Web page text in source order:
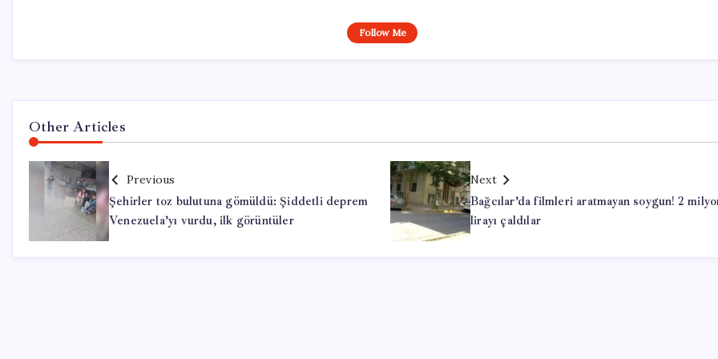
Follow Me
Other Articles
Previous
Şehirler toz bulutuna gömüldü: Şiddetli deprem
Venezuela’yı vurdu, ilk görüntüler
Next
Bağcılar’da filmleri aratmayan soygun! 2
lirayı çaldılar